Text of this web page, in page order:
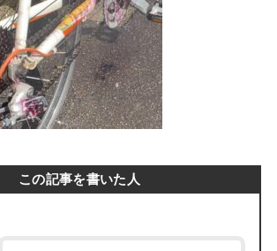
この記事を書いた人